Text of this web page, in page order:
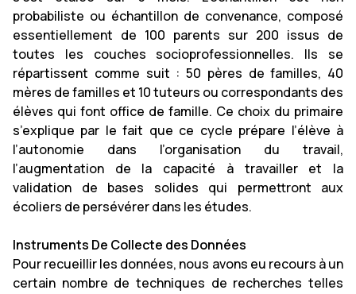
probabiliste ou échantillon de convenance, composé
essentiellement de 100 parents sur 200 issus de
toutes les couches socioprofessionnelles. Ils se
répartissent comme suit : 50 pères de familles, 40
mères de familles et 10 tuteurs ou correspondants des
élèves qui font office de famille. Ce choix du primaire
s’explique par le fait que ce cycle prépare l’élève à
l’autonomie dans l’organisation du travail,
l’augmentation de la capacité à travailler et la
validation de bases solides qui permettront aux
écoliers de persévérer dans les études.
Instruments De Collecte des Données
Pour recueillir les données, nous avons eu recours à un
certain nombre de techniques de recherches telles